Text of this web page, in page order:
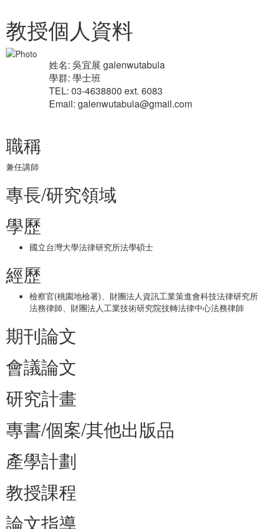
教授個人資料
姓名: 吳宜展 galenwutabula
學群: 學士班
TEL: 03-4638800 ext. 6083
Email: galenwutabula@gmail.com
職稱
兼任講師
專長/研究領域
學歷
國立台灣大學法律研究所法學碩士
經歷
檢察官(桃園地檢署)、財團法人資訊工業策進會科技法律研究所
法務律師、財團法人工業技術研究院技轉法律中心法務律師
期刊論文
會議論文
研究計畫
專書/個案/其他出版品
產學計劃
教授課程
論文指導